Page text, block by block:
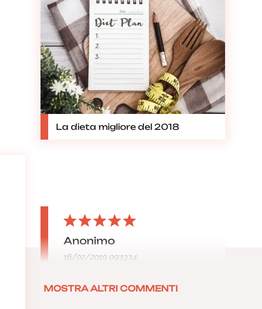
La dieta migliore del 2018
Anonimo
16/02/2019 09:13:14
MOSTRA ALTRI COMMENTI